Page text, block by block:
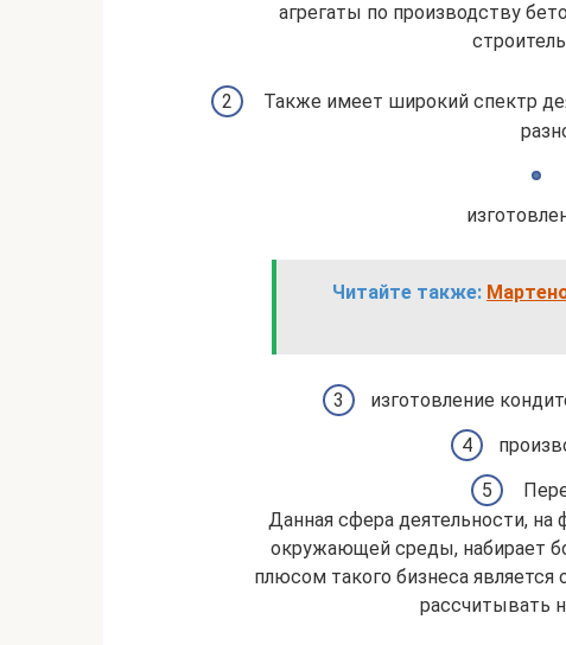
агрегаты по производству
Также имеет широкий спектр
Читайте также:
изготовление
Данная сфера деятельности,
окружающей среды, набирает
плюсом такого бизнеса
рассчитывать